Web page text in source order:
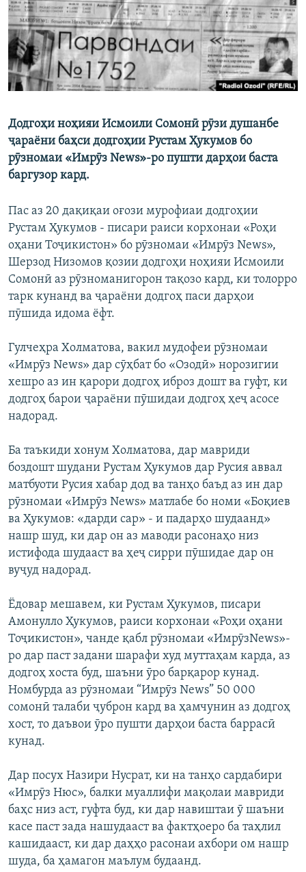
ГУЗОРИШҲОИ РАДИОӢ
Русский
ПАЙГИРӢ КУНЕД
Ҳамаи сомонаҳои RFE/RL
Додгоҳи ноҳияи Исмоили Сомонӣ рӯзи душанбе
ҷараёни баҳси додгоҳии Рустам Ҳукумов бо
рӯзномаи «Имрӯз News»-ро пушти дарҳои баста
баргузор кард.
Пас аз 20 дақиқаи оғози мурофиаи додгоҳии
Рустам Ҳукумов - писари раиси корхонаи «Роҳи
оҳани Тоҷикистон» бо рӯзномаи «Имрӯз News»,
Шерзод Низомов қозии додгоҳи ноҳияи Исмоили
Сомонӣ аз рӯзноманигорон тақозо кард, ки толорро
тарк кунанд ва ҷараёни додгоҳ паси дарҳои
пӯшида идома ёфт.
Гулчеҳра Холматова, вакил мудофеи рӯзномаи
«Имрӯз News» дар сӯҳбат бо «Озодӣ» норозигии
хешро аз ин қарори додгоҳ иброз дошт ва гуфт, ки
додгоҳ барои ҷараёни пӯшидаи додгоҳ ҳеҷ асосе
надорад.
Ба таъкиди хонум Холматова, дар мавриди
боздошт шудани Рустам Ҳукумов дар Русия аввал
матбуоти Русия хабар дод ва танҳо баъд аз ин дар
рӯзномаи «Имрӯз News» матлабе бо номи «Боқиев
ва Ҳукумов: «дарди сар» - и падарҳо шудаанд»
нашр шуд, ки дар он аз маводи расонаҳо низ
истифода шудааст ва ҳеҷ сирри пӯшидае дар он
вуҷуд надорад.
Ёдовар мешавем, ки Рустам Ҳукумов, писари
Амонулло Ҳукумов, раиси корхонаи «Роҳи оҳани
Тоҷикистон», чанде қабл рӯзномаи «ИмрӯзNews»-
ро дар паст задани шарафи худ муттаҳам карда, аз
додгоҳ хоста буд, шаъни ӯро барқарор кунад.
Номбурда аз рӯзномаи “Имрӯз News” 50 000
сомонӣ талаби ҷуброн кард ва ҳамчунин аз додгоҳ
хост, то даъвои ӯро пушти дарҳои баста баррасӣ
кунад.
Дар посух Назири Нусрат, ки на танҳо сардабири
«Имрӯз Нюс», балки муаллифи мақолаи мавриди
баҳс низ аст, гуфта буд, ки дар навиштаи ӯ шаъни
касе паст зада нашудааст ва фактҳоеро ба таҳлил
кашидааст, ки дар даҳҳо расонаи ахбори ом нашр
шуда, ба ҳамагон маълум будаанд.